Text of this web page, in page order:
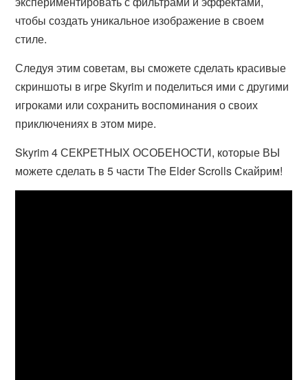
чтобы создать уникальное изображение в своем
стиле.
Следуя этим советам, вы сможете сделать красивые
скриншоты в игре Skyrim и поделиться ими с другими
игроками или сохранить воспоминания о своих
приключениях в этом мире.
Skyrim 4 СЕКРЕТНЫХ ОСОБЕНОСТИ, которые ВЫ
можете сделать в 5 части The Elder Scrolls Скайрим!